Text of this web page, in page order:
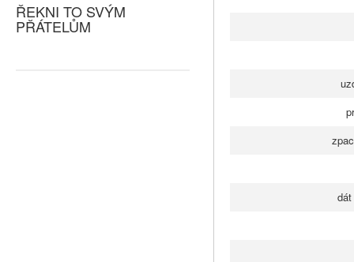
ŘEKNI TO SVÝM
PŘÁTELŮM